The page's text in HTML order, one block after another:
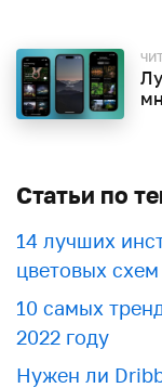
Статьи по
​​14 лучших
цветовых схем
10 самых
2022 году
Нужен ли